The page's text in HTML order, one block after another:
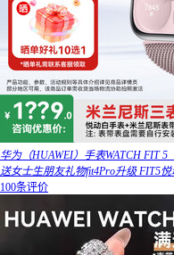
华为（HUAWEI）手表WATCH FIT
送女士生朋友礼物fit4Pro升级 FIT5
100条评价